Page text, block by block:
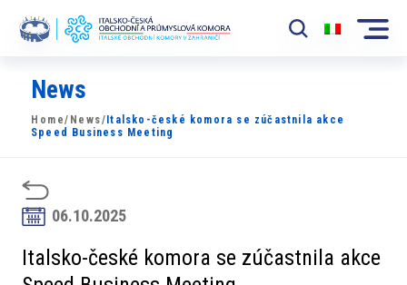
Komora
News
Rozvoj Trhu
Členové
News
Home/ News/ Italsko-české komora se zúčastnila akce
Speed Business Meeting
06.10.2025
Italsko-české komora se zúčastnila akce